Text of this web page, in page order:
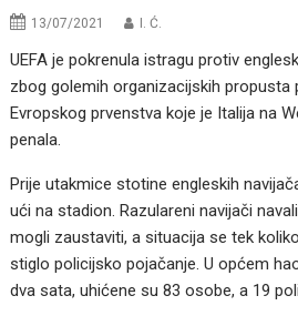
13/07/2021 I. Ć.
UEFA je pokrenula istragu protiv
zbog golemih organizacijskih propusta
Evropskog prvenstva koje je Italija na
penala.
Prije utakmice stotine engleskih
ući na stadion. Razulareni navijači
mogli zaustaviti, a situacija se tek
stiglo policijsko pojačanje. U općem
dva sata, uhićene su 83 osobe, a 19